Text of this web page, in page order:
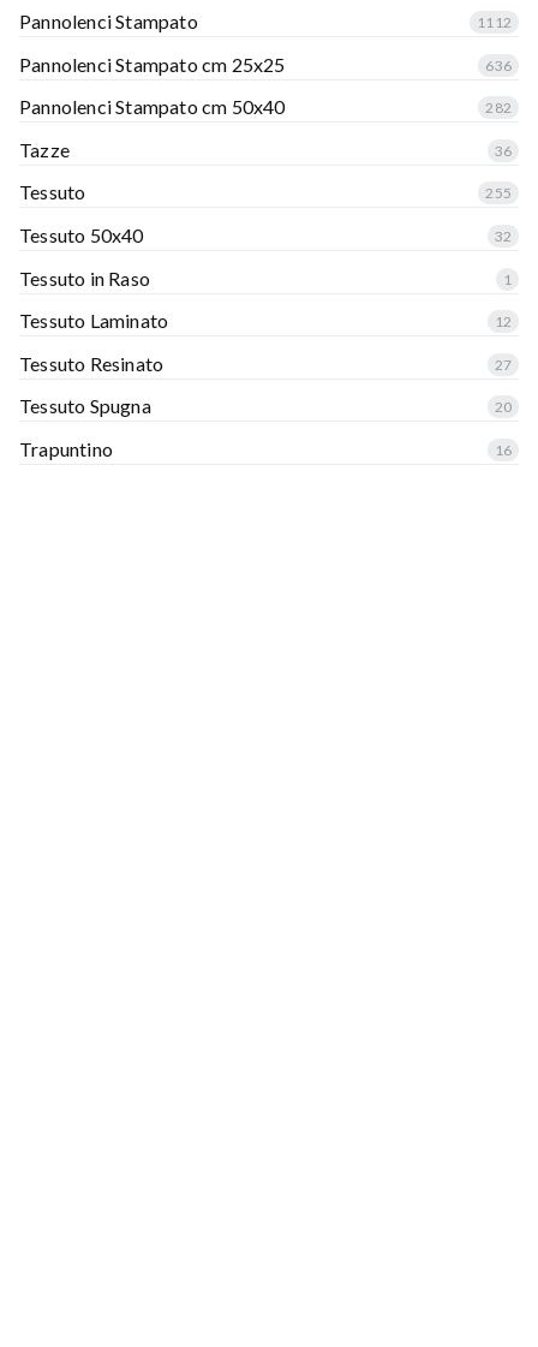
Pannolenci Stampato 1112
Pannolenci Stampato cm 25x25 636
Pannolenci Stampato cm 50x40 282
Tazze 36
Tessuto 255
Tessuto 50x40 32
Tessuto in Raso 1
Tessuto Laminato 12
Tessuto Resinato 27
Tessuto Spugna 20
Trapuntino 16